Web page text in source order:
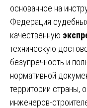
основанное на
Федерация
качественную
техническую
безупречность и
нормативной
территории страны,
инженеров-